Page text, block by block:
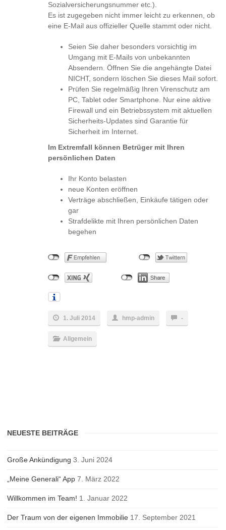
Sozialversicherungsnummer etc.).
Es ist zugegeben nicht immer leicht zu erkennen, ob
eine E-Mail aus offizieller Quelle stammt oder nicht.
Seien Sie daher besonders vorsichtig im
Umgang mit E-Mails von unbekannten
Absendern. Öffnen Sie die angehängte Datei
NICHT, sondern löschen Sie dieses Mail sofort.
Prüfen Sie regelmäßig Ihren Virenschutz am
PC, Tablet oder Smartphone. Nur eine aktive
Firewall und ein Betriebssystem mit aktuellen
Sicherheits-Updates sind Garantie für
Sicherheit im Internet.
Im Extremfall können Betrüger mit Ihren
persönlichen Daten
Ihr Konto belasten
neue Konten eröffnen
Verträge abschließen, Einkäufe tätigen oder
gar
Strafdelikte mit Ihren persönlichen Daten
begehen
1. Juli 2014 hmp-admin -
Allgemein
NEUESTE BEITRÄGE
Große Ankündigung 3. Juni 2024
„Meine Generali“ App 7. März 2022
Willkommen im Team! 1. Januar 2022
Der Traum von der eigenen Immobilie 17. September 2021